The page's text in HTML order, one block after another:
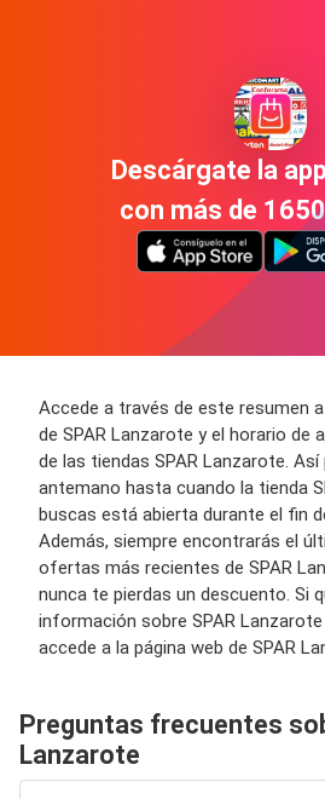
Descárgate la
con más de
Accede a través de este resumen
de SPAR Lanzarote y el horario de
de las tiendas SPAR Lanzarote.
antemano hasta cuando la tienda
buscas está abierta durante el fin
Además, siempre encontrarás el
ofertas más recientes de SPAR
nunca te pierdas un descuento. Si
información sobre SPAR
accede a la página web de SPAR
Preguntas frecuentes
Lanzarote